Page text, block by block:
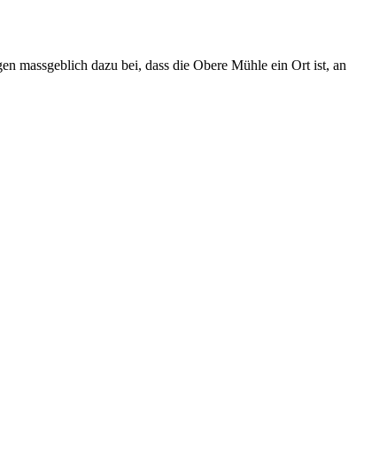
massgeblich dazu bei, dass die Obere Mühle ein Ort ist, an